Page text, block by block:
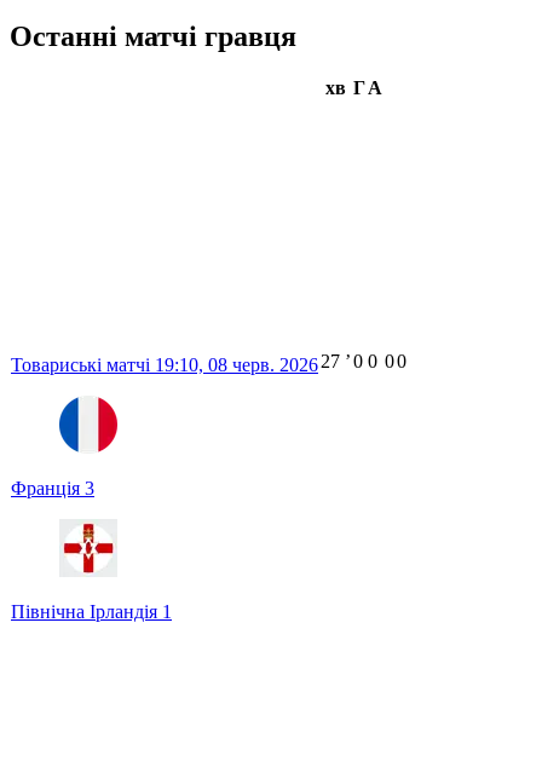
Останні матчі гравця
хв ГА
Товариські матчі 19:10, 08 черв. 2026
Франція 3
Північна Ірландія 1
27 ʼ0 0 00